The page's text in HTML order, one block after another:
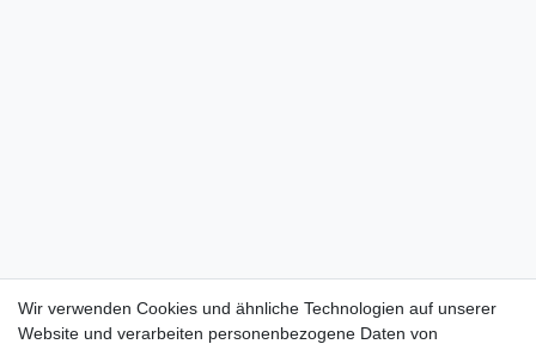
Wir verwenden Cookies und ähnliche Technologien auf unserer
Website und verarbeiten personenbezogene Daten von